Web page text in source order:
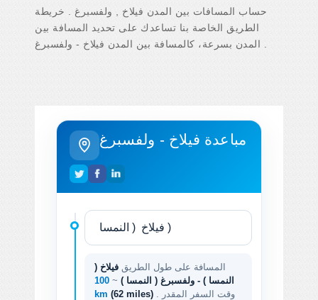
حساب المسافات بين المدن فيلاخ , ولفسبرغ . خريطة
الطريق الخاصة بنا تساعدك على تحديد المسافة بين
مباعدة فيلاخ - ولفسبرغ
المسافة على طول الطريق فيلاخ (
النمسا ) - ولفسبرغ ( النمسا ) ~
100
km (62 miles)